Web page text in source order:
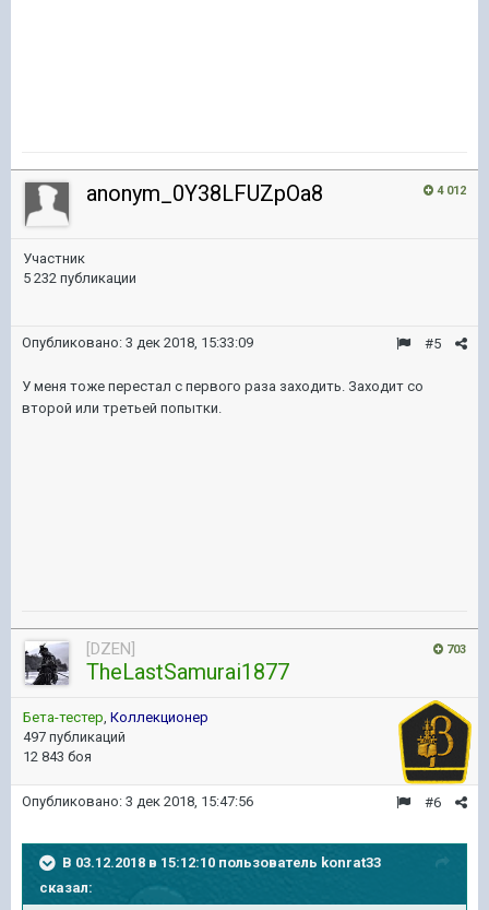
4 012
anonym_0Y38LFUZpOa8
Участник
5 232 публикации
#5
Опубликовано: 3 дек 2018, 15:33:09
У меня тоже перестал с первого раза заходить. Заходит со
второй или третьей попытки.
703
[DZEN]
TheLastSamurai1877
Бета-тестер, Коллекционер
497 публикаций
12 843 боя
#6
Опубликовано: 3 дек 2018, 15:47:56
В 03.12.2018 в 15:12:10 пользователь konrat33
сказал: